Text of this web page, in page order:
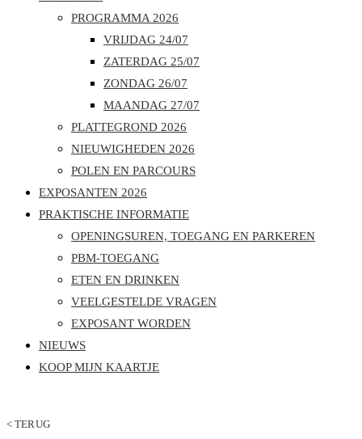
PROGRAMMA 2026
VRIJDAG 24/07
ZATERDAG 25/07
ZONDAG 26/07
MAANDAG 27/07
PLATTEGROND 2026
NIEUWIGHEDEN 2026
POLEN EN PARCOURS
EXPOSANTEN 2026
PRAKTISCHE INFORMATIE
OPENINGSUREN, TOEGANG EN PARKEREN
PBM-TOEGANG
ETEN EN DRINKEN
VEELGESTELDE VRAGEN
EXPOSANT WORDEN
NIEUWS
KOOP MIJN KAARTJE
< TERUG